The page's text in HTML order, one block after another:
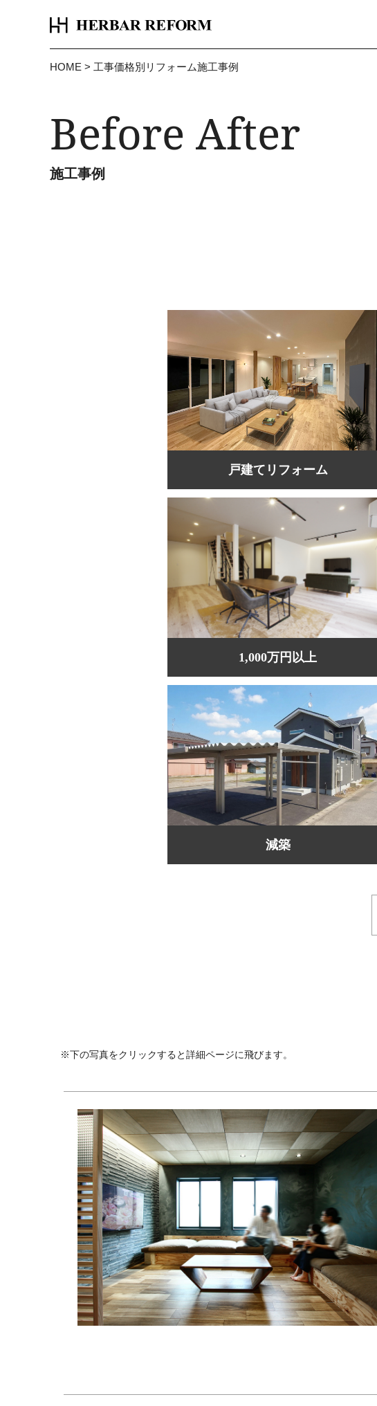
HOME > 工事価格別リフォーム施工事例
Before After
施工事例
戸建てリフォーム
1,000万円以上
減築
※下の写真をクリックすると詳細ページに飛びます。